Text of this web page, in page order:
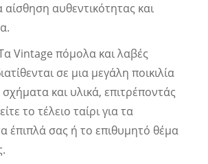
αίσθηση αυθεντικότητας και
Vintage πόμολα και λαβές
σε μια μεγάλη ποικιλία
και υλικά, επιτρέποντάς
το τέλειο ταίρι για τα
έπιπλά σας ή το επιθυμητό θέμα